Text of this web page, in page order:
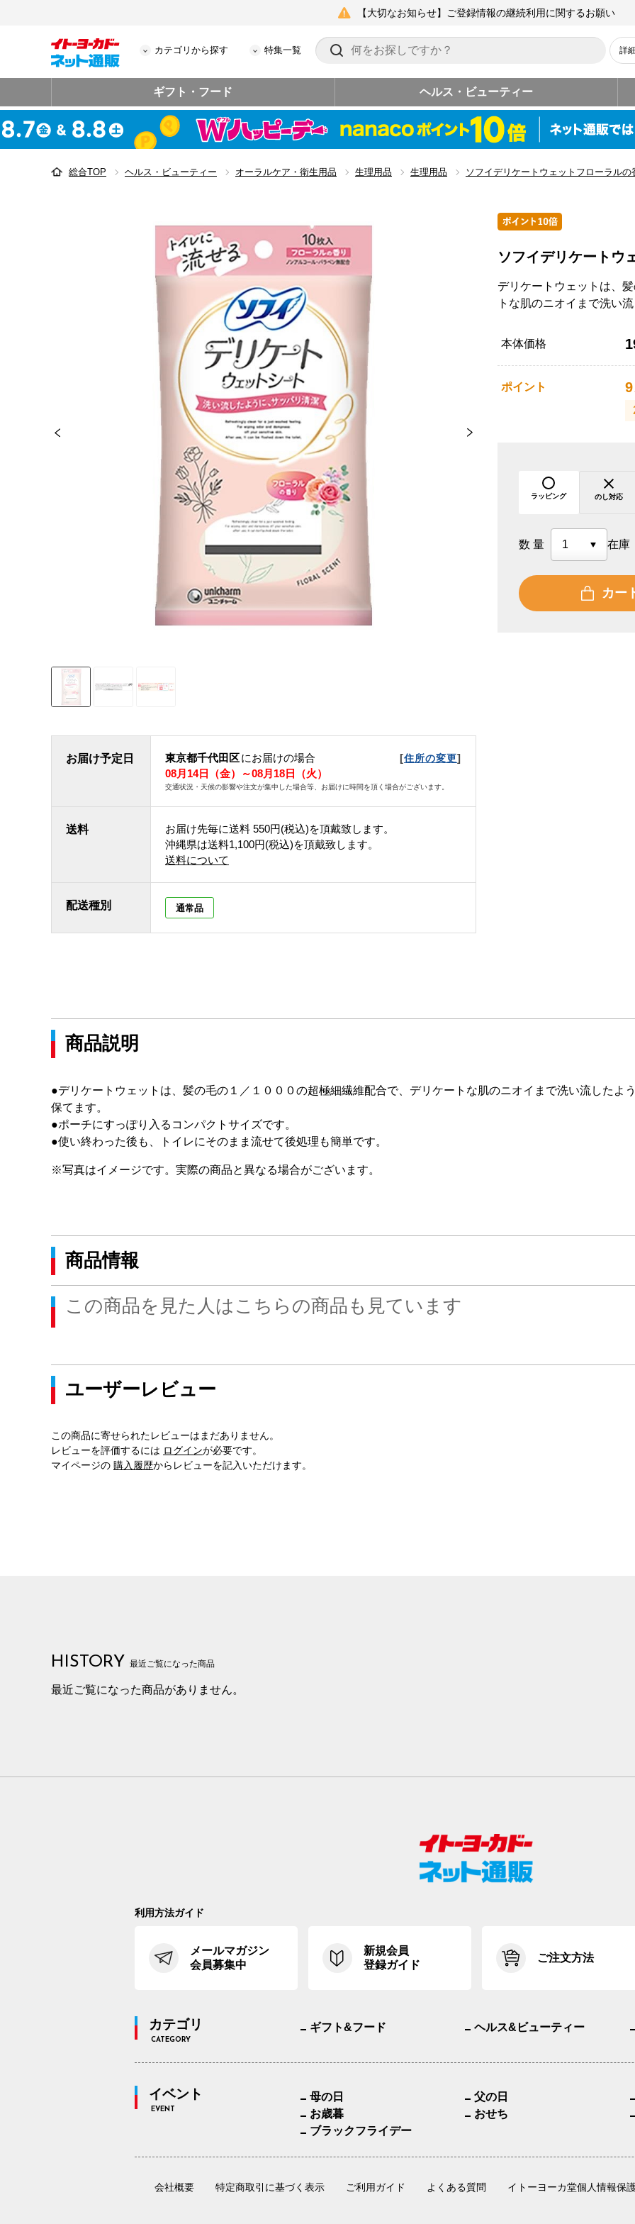
【大切なお知らせ】ご登録情報の継続利用に関するお願い
カテゴリから探す 特集一覧 詳
ギフト・フード ヘルス・ビューティー
総合TOP ヘルス・ビューティー オーラルケア・衛生用品 生理用品 生理用品 ソフイデリケートウェットフローラルの
お届け予定日 東京都千代田区にお届けの場合 [住所の変更]
08月14日（金）～08月18日（火）
交通状況・天候の影響や注文が集中した場合等、お届けに時間を頂く場合がございます。
送料 お届け先毎に送料 550円(税込)を頂戴致します。
沖縄県は送料1,100円(税込)を頂戴致します。
送料について
配送種別 通常品
ソフイデリケートウ
デリケートウェットは、
トな肌のニオイまで洗い
本体価格
ポイント 9
ラッピング のし対応
数量 在庫
カー
商品説明
●デリケートウェットは、髪の毛の１／１０００の超極細繊維配合で、デリケートな肌のニオイまで洗い流したよ
保てます。
●ポーチにすっぽり入るコンパクトサイズです。
●使い終わった後も、トイレにそのまま流せて後処理も簡単です。
※写真はイメージです。実際の商品と異なる場合がございます。
商品情報
この商品を見た人はこちらの商品も見ています
ユーザーレビュー
この商品に寄せられたレビューはまだありません。
レビューを評価するには ログインが必要です。
マイページの 購入履歴からレビューを記入いただけます。
HISTORY 最近ご覧になった商品
最近ご覧になった商品がありません。
利用方法ガイド
メールマガジン
会員募集中
新規会員
登録ガイド
ご注文方法
カテゴリ
CATEGORY
ギフト&フード ヘルス&ビューティー
イベント
EVENT
母の日 父の日
お歳暮
おせち
ブラックフライデー
会社概要 特定商取引に基づく表示 ご利用ガイド よくある質問 イトーヨーカ堂個人情報保